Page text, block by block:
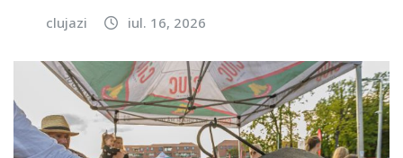
clujazi iul. 16, 2026